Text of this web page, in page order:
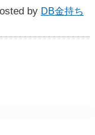
by DB金持ち